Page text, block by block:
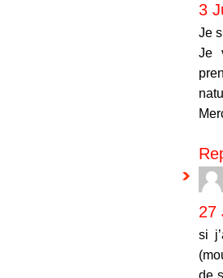
3
Je
Je
27
si
de